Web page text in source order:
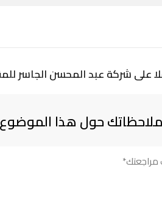
على شركة عبد المحسن الجاسر
حول هذا الموضوع